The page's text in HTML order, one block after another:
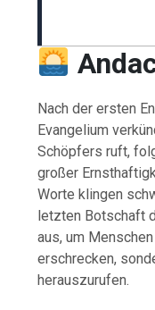
Nach der ersten
Evangelium
Schöpfers ruft,
großer
Worte klingen
letzten Botschaft
aus, um
erschrecken,
herauszurufen.